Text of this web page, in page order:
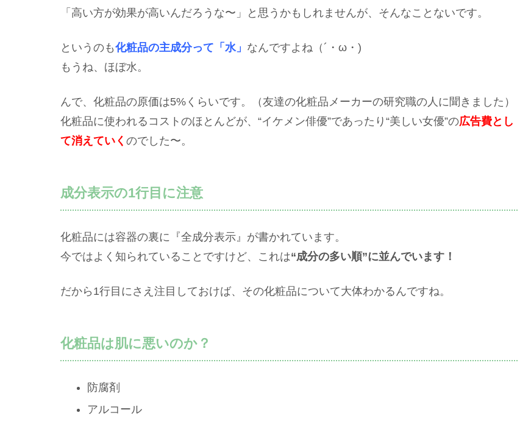
「高い方が効果が高いんだろうな〜」と思うかもしれませんが、そんなことないです。
というのも化粧品の主成分って「水」 なんですよね（´・ω・)
もうね、ほぼ水。
んで、化粧品の原価は5%くらいです。（友達の化粧品メーカーの研究職の人に聞きました）
化粧品に使われるコストのほとんどが、“イケメン俳優”であったり“美しい女優”の広告費とし
て消えていく のでした〜。
成分表示の1行目に注意
化粧品には容器の裏に『全成分表示』が書かれています。
今ではよく知られていることですけど、これは“成分の多い順”に並んでいます！
だから1行目にさえ注目しておけば、その化粧品について大体わかるんですね。
化粧品は肌に悪いのか？
防腐剤
アルコール